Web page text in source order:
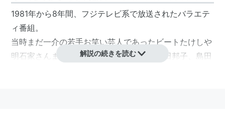
1981年から8年間、 フジテレビ系で放送されたバラエテ
ィ番組。
当時まだ一介の若手お笑い芸人であったビートたけしや
明石家さんま
島田紳助、片岡鶴太郎 山田邦子
島田
解説の続きを読む